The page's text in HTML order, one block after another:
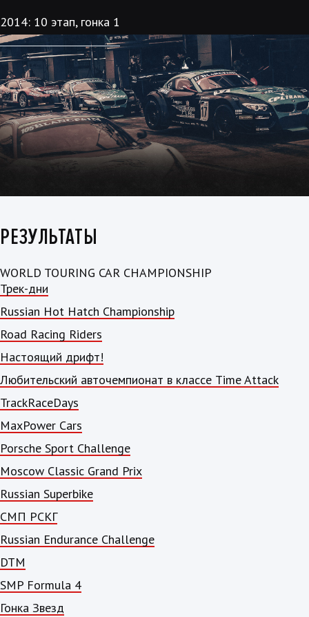
РЕЗУЛЬТАТЫ
WORLD TOURING CAR CHAMPIONSHIP
Трек-дни
Russian Hot Hatch Championship
Road Racing Riders
Настоящий дрифт!
Любительский авточемпионат в классе Time Attack
TrackRaceDays
MaxPower Cars
Porsche Sport Challenge
Moscow Classic Grand Prix
Russian Superbike
СМП РСКГ
Russian Endurance Challenge
DTM
SMP Formula 4
Гонка Звезд
2014: 10 этап, гонка 1